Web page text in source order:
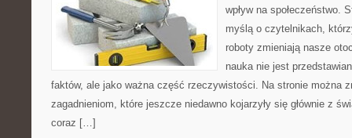
wpływ na społeczeństwo.
myślą o czytelnikach,
roboty zmieniają nasze
nauka nie jest
faktów, ale jako ważna część rzeczywistości. Na stronie można
zagadnieniom, które jeszcze niedawno kojarzyły się głównie z
coraz […]